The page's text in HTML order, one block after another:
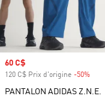
Prix soldé
60 C$
120 C$ Prix d'origine -50%
PANTALON ADIDAS Z.N.E.